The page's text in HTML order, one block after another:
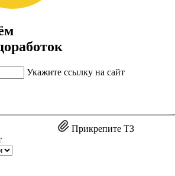
Укажите ссылку на сайт
Прикрепите ТЗ